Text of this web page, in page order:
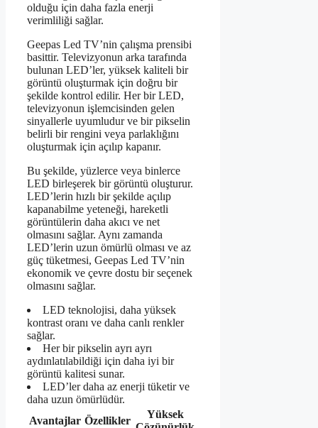
olduğu için daha fazla enerji
verimliliği sağlar.
Geepas Led TV’nin çalışma prensibi
basittir. Televizyonun arka tarafında
bulunan LED’ler, yüksek kaliteli bir
görüntü oluşturmak için doğru bir
şekilde kontrol edilir. Her bir LED,
televizyonun işlemcisinden gelen
sinyallerle uyumludur ve bir pikselin
belirli bir rengini veya parlaklığını
oluşturmak için açılıp kapanır.
Bu şekilde, yüzlerce veya binlerce
LED birleşerek bir görüntü oluşturur.
LED’lerin hızlı bir şekilde açılıp
kapanabilme yeteneği, hareketli
görüntülerin daha akıcı ve net
olmasını sağlar. Aynı zamanda
LED’lerin uzun ömürlü olması ve az
güç tüketmesi, Geepas Led TV’nin
ekonomik ve çevre dostu bir seçenek
olmasını sağlar.
LED teknolojisi, daha yüksek
kontrast oranı ve daha canlı renkler
sağlar.
Her bir pikselin ayrı ayrı
aydınlatılabildiği için daha iyi bir
görüntü kalitesi sunar.
LED’ler daha az enerji tüketir ve
daha uzun ömürlüdür.
Avantajlar Özellikler
Yüksek